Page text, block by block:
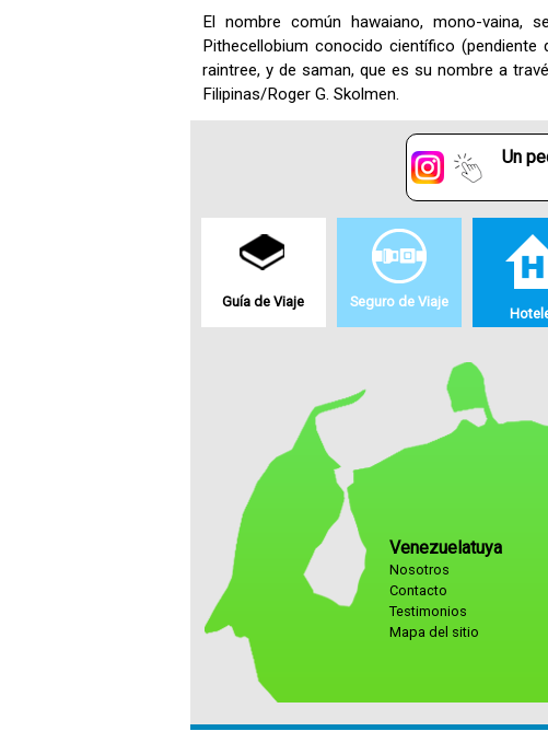
El nombre común hawaiano, mono-vaina,
Pithecellobium conocido científico
raintree, y de saman, que es su nombre a
Filipinas/Roger G. Skolmen.
Un
Guía de Viaje Seguro de Viaje
Venezuelatuya
Nosotros
Contacto
Testimonios
Mapa del sitio